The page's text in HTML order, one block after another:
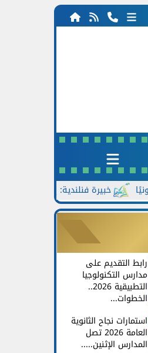
خبيرة فنلندية: إذا فشل طالب في
رابط التقديم على
مدارس التكنولوجيا
التطبيقية 2026..
الخطوات...
استمارات نجاح الثانوية
العامة 2026 تصل
المدارس الإثنين.....